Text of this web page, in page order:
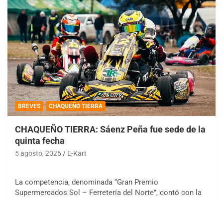
BREVES CHAQUEÑO TIERRA
CHAQUEÑO TIERRA: Sáenz Peña fue sede de la
quinta fecha
5 agosto, 2026 E-Kart
La competencia, denominada “Gran Premio
Supermercados Sol – Ferretería del Norte”, contó con la